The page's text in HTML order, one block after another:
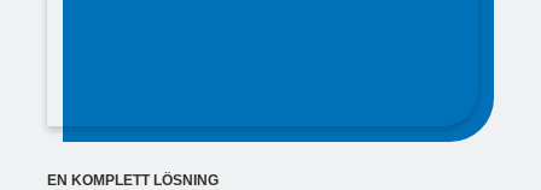
EN KOMPLETT LÖSNING